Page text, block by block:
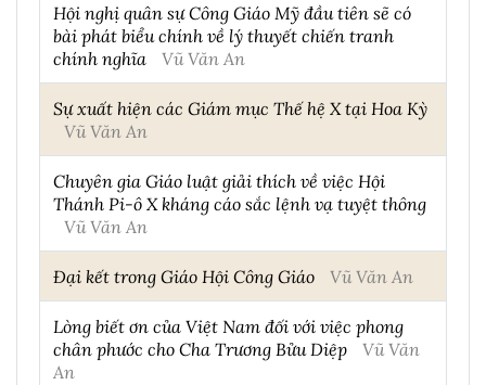
Hội nghị quân sự Công Giáo Mỹ đầu tiên sẽ có
bài phát biểu chính về lý thuyết chiến tranh
chính nghĩa
Vũ Văn An
Sự xuất hiện các Giám mục Thế hệ X tại Hoa Kỳ
Vũ Văn An
Chuyên gia Giáo luật giải thích về việc Hội
Thánh Pi-ô X kháng cáo sắc lệnh vạ tuyệt thông
Vũ Văn An
Đại kết trong Giáo Hội Công Giáo Vũ Văn An
Lòng biết ơn của Việt Nam đối với việc phong
chân phước cho Cha Trương Bửu Diệp
Vũ Văn
An